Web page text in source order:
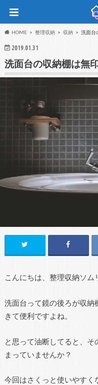
HOME 整理収納 収納 洗面台
2019.01.31
洗面台の収納棚は無
こんにちは、整理収納ソム
洗面台って鏡の後ろが収
きて便利ですよね。
と思って油断してると、そ
まっていませんか？
今回はさくっと使いやすく